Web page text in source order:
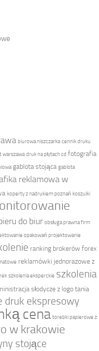
biurowa niszczarka cennik druku
warszawa druk na płytach cd fotografia
gablota stojąca gablota
reklamowa w
koperty z nadrukiem poznań koszulki
do biur obsługa prawna firm
opakowań projektowanie
ranking brokerów forex
reklamówki jednorazowe z
szkolenia eksperckie szkolenia
słodycze z logotania
druk ekspresowy
cena torebki papierowe z
w krakowie
stojące